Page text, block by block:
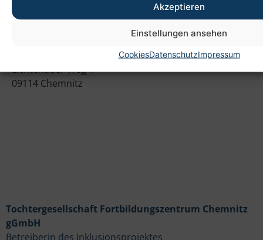
Akzeptieren
Einstellungen ansehen
CookiesDatenschutzImpressum
Heim gemeinnützige GmbH
Lichtenauer Weg 1
09114 Chemnitz
Tochtergesellschaft Fortbildungszentrum Chemnitz
gGmbH
Betreiberin des Inklusionsprojektes